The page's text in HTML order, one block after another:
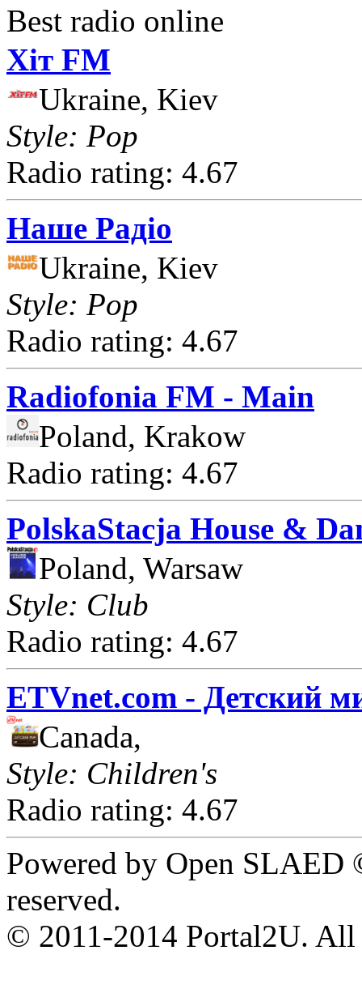
Best radio online
Хіт FM
Ukraine, Kiev
Style: Pop
Radio rating: 4.67
Наше Радіо
Ukraine, Kiev
Style: Pop
Radio rating: 4.67
Radiofonia FM - Main
Poland, Krakow
Radio rating: 4.67
PolskaStacja House &
Poland, Warsaw
Style: Club
Radio rating: 4.67
ETVnet.com - Детский
Canada,
Style: Children's
Radio rating: 4.67
Powered by Open
reserved.
© 2011-2014 Portal2U. All